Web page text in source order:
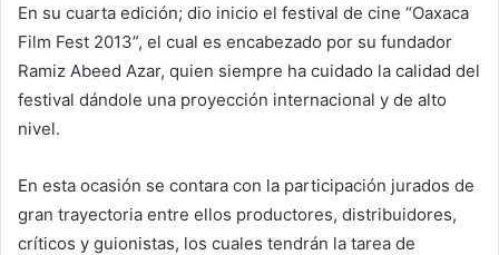
En su cuarta edición; dio inicio el festival de cine “Oaxaca
Film Fest 2013”, el cual es encabezado por su fundador
Ramiz Abeed Azar, quien siempre ha cuidado la calidad del
festival dándole una proyección internacional y de alto
nivel.
En esta ocasión se contara con la participación jurados de
gran trayectoria entre ellos productores, distribuidores,
críticos y guionistas, los cuales tendrán la tarea de